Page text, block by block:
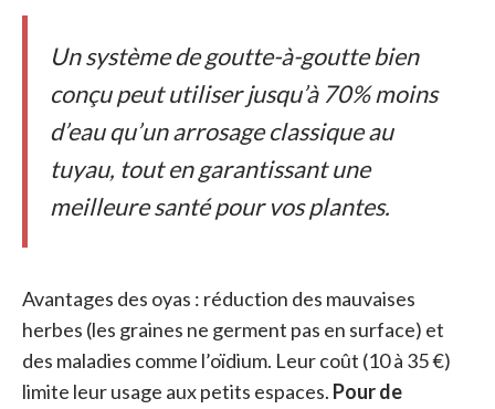
Un système de goutte-à-goutte bien
conçu peut utiliser jusqu’à 70% moins
d’eau qu’un arrosage classique au
tuyau, tout en garantissant une
meilleure santé pour vos plantes.
Avantages des oyas : réduction des mauvaises
herbes (les graines ne germent pas en surface) et
des maladies comme l’oïdium. Leur coût (10 à 35 €)
limite leur usage aux petits espaces. Pour de